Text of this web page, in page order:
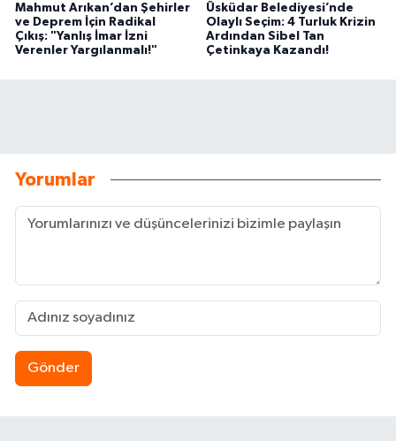
Mahmut Arıkan’dan Şehirler
ve Deprem İçin Radikal
Çıkış: "Yanlış İmar İzni
Verenler Yargılanmalı!"
Üsküdar Belediyesi’nde
Olaylı Seçim: 4 Turluk Krizin
Ardından Sibel Tan
Çetinkaya Kazandı!
Yorumlar
Gönder